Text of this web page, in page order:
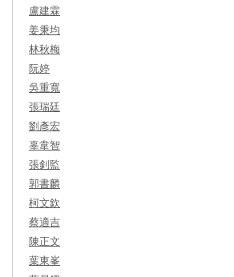
盧建霖
姜秉均
林秋梅
阮婷
吳重寬
張瑞廷
劉彥宏
辜韋智
張釗監
郭書麟
柯文欽
蔡適吉
陳正文
葉東峯